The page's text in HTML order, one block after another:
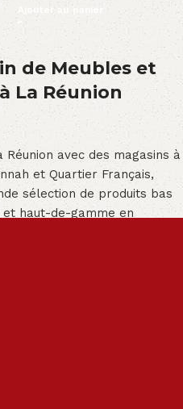
de Meubles et
La Réunion
avec des magasins à
et Quartier Français,
sélection de produits bas
haut-de-gamme en
- Salon relax - Canapé -
- Fauteuil - Armoire - Table
bain - Literie - Lit - Bureau -
- Réfrigérateur -
Philips, Bosh, Moulinex,
Dyson.